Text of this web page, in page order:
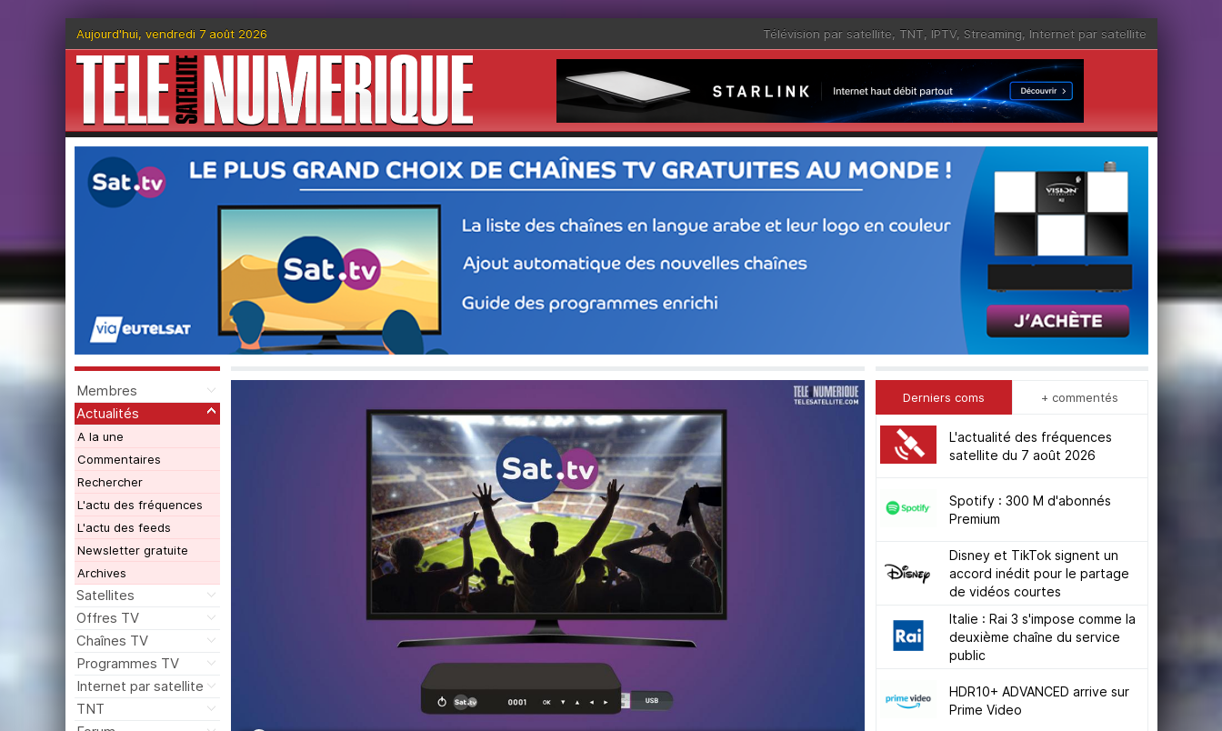
Aujourd'hui, vendredi 7 août 2026 Télévision par satellite, TNT, IPTV, Streaming, Internet par satellite
Membres
Actualités
A la une
Commentaires
Rechercher
L'actu des fréquences
L'actu des feeds
Newsletter gratuite
Archives
Satellites
Offres TV
Chaînes TV
Programmes TV
Internet par satellite
TNT
Derniers coms + commentés
L'actualité des fréquences
satellite du 7 août 2026
Spotify : 300 M d'abonnés
Premium
Disney et TikTok signent un
accord inédit pour le partage
de vidéos courtes
Italie : Rai 3 s'impose comme la
deuxième chaîne du service
public
HDR10+ ADVANCED arrive sur
Prime Video